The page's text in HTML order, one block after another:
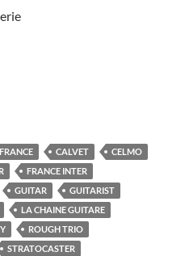
CALVET
CELMO
FRANCE INTER
GUITAR
GUITARIST
LA CHAINE GUITARE
ROUGH TRIO
STRATOCASTER